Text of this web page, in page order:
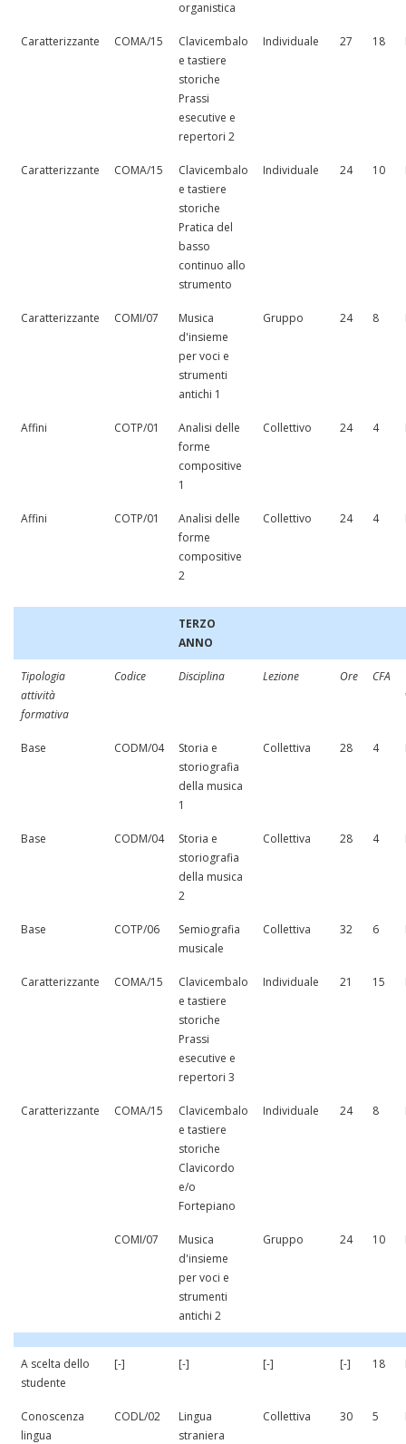
organistica
Caratterizzante COMA/15
Clavicembalo
e tastiere
storiche
Prassi
esecutive e
repertori 2
Individuale 27 18
Caratterizzante COMA/15
Clavicembalo
e tastiere
storiche
Pratica del
basso
continuo allo
strumento
Individuale 24 10
Caratterizzante COMI/07
Musica
d'insieme
per voci e
strumenti
antichi 1
Gruppo 24 8
Affini COTP/01
Analisi delle
forme
compositive
1
Collettivo 24 4
Affini COTP/01
Analisi delle
forme
compositive
2
Collettivo 24 4
TERZO
ANNO
Tipologia
attività
formativa
Codice Disciplina Lezione Ore CFA
Base CODM/04
Storia e
storiografia
della musica
1
Collettiva 28 4
Base CODM/04
Storia e
storiografia
della musica
2
Collettiva 28 4
Base COTP/06
Semiografia
musicale
Collettiva 32 6
Caratterizzante COMA/15
Clavicembalo
e tastiere
storiche
Prassi
esecutive e
repertori 3
Individuale 21 15
Caratterizzante COMA/15
Clavicembalo
e tastiere
storiche
Clavicordo
e/o
Fortepiano
Individuale 24 8
COMI/07
Musica
d'insieme
per voci e
strumenti
antichi 2
Gruppo 24 10
A scelta dello
studente
[-] [-] [-] [-] 18
Conoscenza
lingua
CODL/02
Lingua
straniera
Collettiva 30 5